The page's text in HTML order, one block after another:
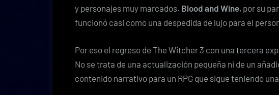
y personajes muy marcados. Blood and Wine, por su
funcionó casi como una despedida de lujo para el
Por eso el regreso de The Witcher 3 con una tercera
No se trata de una actualización pequeña ni de un
contenido narrativo para un RPG que sigue teniendo